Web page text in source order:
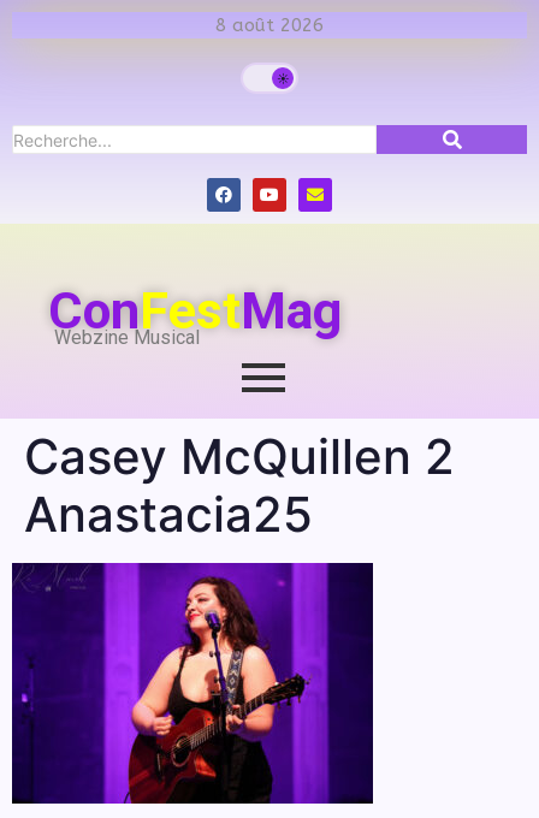
8 août 2026
ConFestMag
Webzine Musical
Casey McQuillen 2
Anastacia25